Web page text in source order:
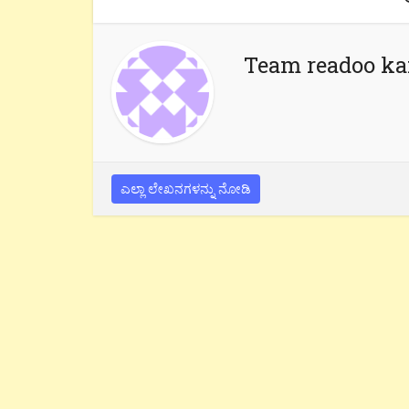
Team readoo
ಎಲ್ಲಾ ಲೇಖನಗಳನ್ನು ನೋಡಿ